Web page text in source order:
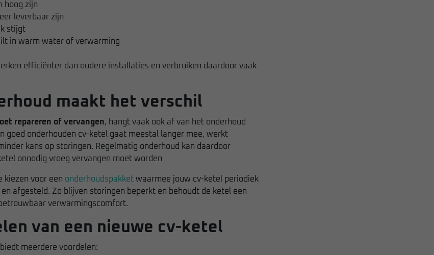
hoog zijn
leverbaar zijn
stijgt
in warm water of verwarming
efficiënter dan oudere installaties en verbruiken daardoor vaak
maakt het verschil
repareren of vervangen, hangt vaak ook af van het onderhoud
goed onderhouden cv-ketel gaat meestal langer mee, werkt
kans op storingen. Regelmatig onderhoud kan daardoor
onnodig vroeg vervangen moet worden
kiezen voor een onderhoudspakket waarmee jouw cv-ketel periodiek
afgesteld. Zo blijven storingen beperkt en behoudt de ketel een
verwarmingscomfort.
van een nieuwe cv-ketel
meerdere voordelen: